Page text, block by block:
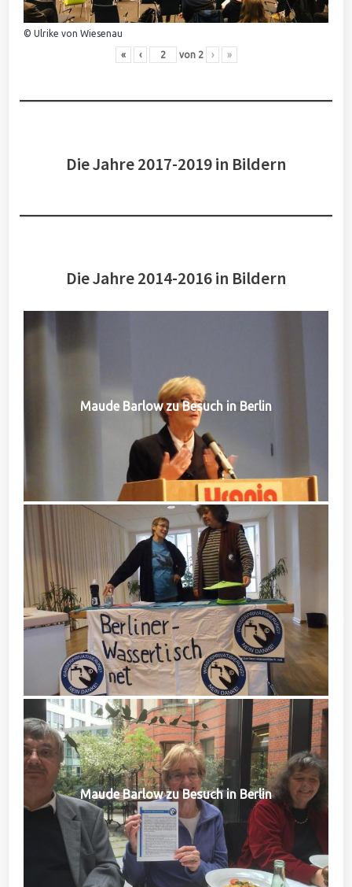
© Ulrike von Wiesenau
« ‹ von 2 › »
Die Jahre 2017-2019 in Bildern
Die Jahre 2014-2016 in Bildern
Maude Barlow zu Besuch in Berlin
Maude Barlow zu Besuch in Berlin